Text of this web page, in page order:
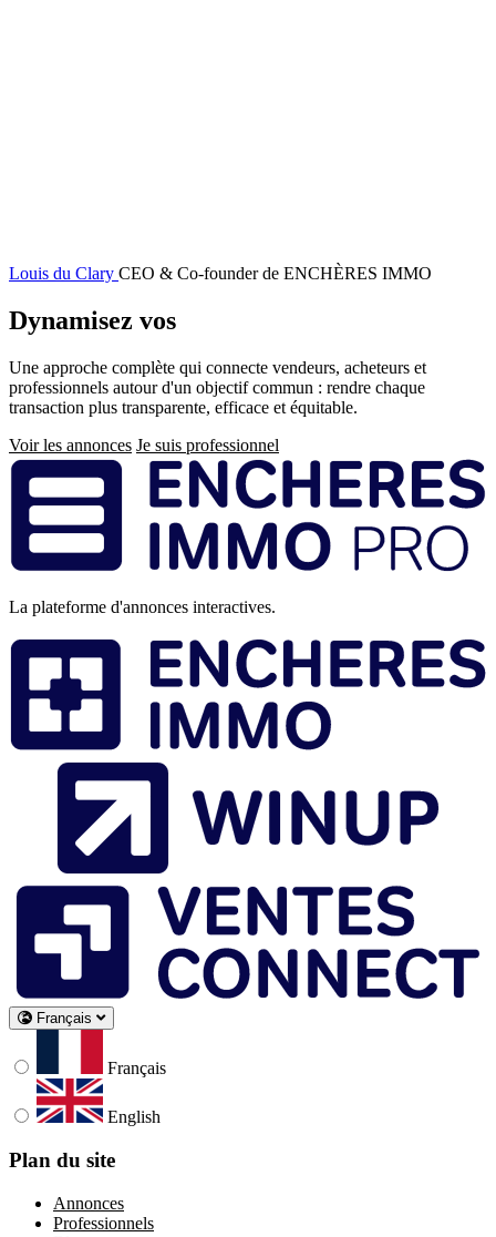
Louis du Clary CEO & Co-founder de ENCHÈRES IMMO
Dynamisez vos
Une approche complète qui connecte vendeurs, acheteurs et
professionnels autour d'un objectif commun : rendre chaque
transaction plus transparente, efficace et équitable.
Voir les annonces Je suis professionnel
Pied
de
page
La plateforme d'annonces interactives.
Français
Français
English
Plan du site
Annonces
Professionnels